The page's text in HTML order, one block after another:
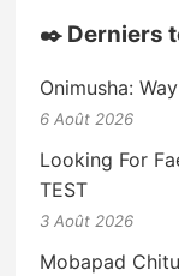
✒️ Derniers
Onimusha:
6 Août 2026
Looking For
TEST
3 Août 2026
Mobapad